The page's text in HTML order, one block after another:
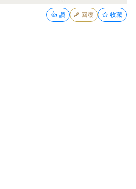
👍 讚 回覆 收藏